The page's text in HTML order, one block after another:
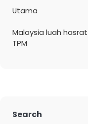
Utama
Malaysia luah
TPM
Search